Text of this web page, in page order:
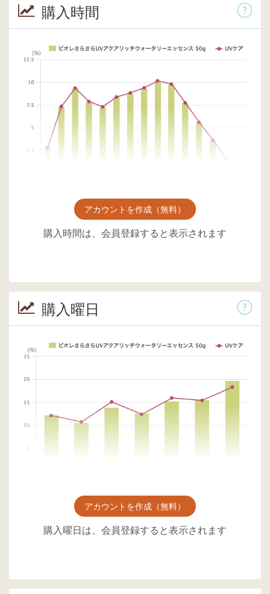
購入時間
アカウントを作成（無料）
購入時間は、会員登録すると表示されます
購入曜日
アカウントを作成（無料）
購入曜日は、会員登録すると表示されます